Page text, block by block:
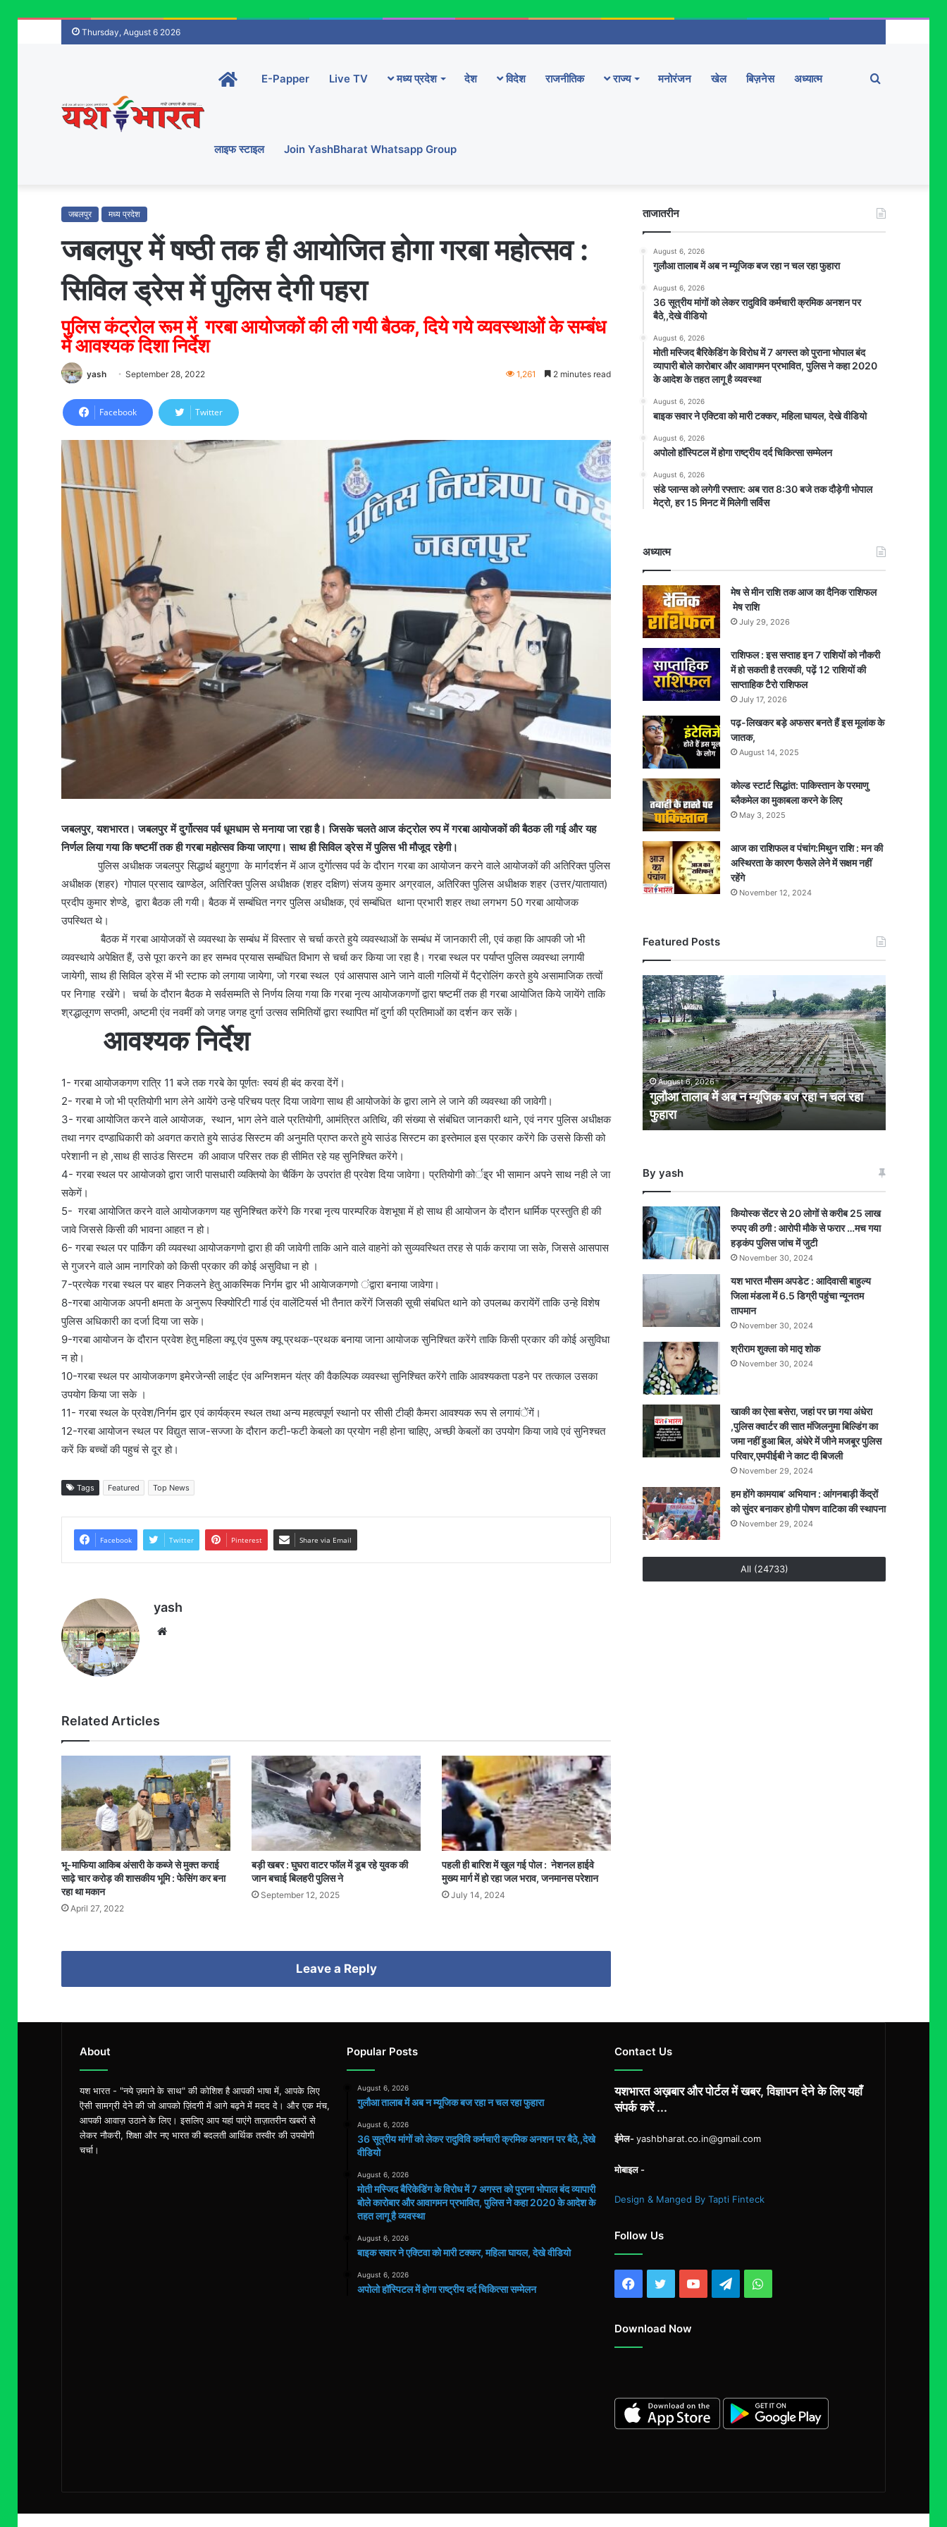
Thursday, August 6 2026
Home-
main
E-Papper Live TV मध्य प्रदेश देश विदेश राजनीतिक राज्य मनोरंजन खेल बिज़नेस अध्यात्म
लाइफ स्टाइल Join YashBharat Whatsapp Group
Search
जबलपुर मध्य प्रदेश
जबलपुर में षष्ठी तक ही आयोजित होगा गरबा महोत्सव :
सिविल ड्रेस में पुलिस देगी पहरा
पुलिस कंट्रोल रूम में गरबा आयोजकों की ली गयी बैठक, दिये गये व्यवस्थाओं के सम्बंध
में आवश्यक दिशा निर्देश
yash September 28, 2022 1,261 2 minutes read
Facebook Twitter
जबलपुर, यशभारत। जबलपुर में दुर्गोत्सव पर्व धूमधाम से मनाया जा रहा है। जिसके चलते आज कंट्रोल रुप में गरबा आयोजकों की बैठक ली गई और यह
निर्णल लिया गया कि षष्टमीं तक ही गरबा महोत्सव किया जाएगा। साथ ही सिविल ड्रेस में पुलिस भी मौजूद रहेगी।
पुलिस अधीक्षक जबलपुर सिद्धार्थ बहुगुणा के मार्गदर्शन में आज दुर्गेात्सव पर्व के दौरान गरबा का आयोजन करने वाले आयोजकों की अतिरिक्त पुलिस
अधीक्षक (शहर) गोपाल प्रसाद खाण्डेल, अतिरिक्त पुलिस अधीक्षक (शहर दक्षिण) संजय कुमार अग्रवाल, अतिरिक्त पुलिस अधीक्षक शहर (उत्तर/यातायात)
प्रदीप कुमार शेण्डे, द्वारा बैठक ली गयी। बैठक में सम्बंधित नगर पुलिस अधीक्षक, एवं सम्बंधित थाना प्रभारी शहर तथा लगभग 50 गरबा आयोजक
उपस्थित थे।
बैठक में गरबा आयोजकों से व्यवस्था के सम्बंध में विस्तार से चर्चा करते हुये व्यवस्थाओं के सम्बंध में जानकारी ली, एवं कहा कि आपकी जो भी
व्यवस्थाये अपेक्षित हैं, उसे पूरा करने का हर सम्भव प्रयास सम्बंधित विभाग से चर्चा कर किया जा रहा है। गरबा स्थल पर पर्याप्त पुलिस व्यवस्था लगायी
जायेगी, साथ ही सिविल ड्रेस में भी स्टाफ को लगाया जायेगा, जो गरबा स्थल एवं आसपास आने जाने वाली गलियों में पैट्रोलिंग करते हुये असामाजिक तत्वों
पर निगाह रखेंगे। चर्चा के दौरान बैठक मे सर्वसम्मति से निर्णय लिया गया कि गरबा नृत्य आयोजकगणों द्वारा षष्टमीं तक ही गरबा आयोजित किये जायेंगे ताकि
श्रद्धालूगण सप्तमी, अष्टमी एंव नवमीं को जगह जगह दुर्गा उत्सव समितियों द्वारा स्थापित मॉ दुर्गा की प्रतिमाओं का दर्शन कर सकें।
आवश्यक निर्देश
1- गरबा आयोजकगण रात्रि 11 बजे तक गरबे केा पूर्णतः स्वयं ही बंद करवा देंगें।
2- गरबा मे जो भी प्रतियोगी भाग लेने आयेंगे उन्हे परिचय पत्र दिया जावेगा साथ ही आयोजकेां के द्वारा लाने ले जाने की व्यवस्था की जावेगी।
3- गरबा आयोजित करने वाले आयोजक, स्थान, भाग लेने वाले प्रतियोगी, आमंत्रित अतिथि, की संख्या से संबंधित जानकारी थाने, एवं नगर पुलिस अधीक्षक
तथा नगर दण्डाधिकारी को अवगत कराते हुये साउंड सिस्टम की अनुमति प्राप्त करते हुये साउंड सिस्टम का इस्तेमाल इस प्रकार करेंगे कि उससे किसी को
परेशानी न हो ,साथ ही साउंड सिस्टम की आवाज परिसर तक ही सीमित रहे यह सुनिश्चित करेंगे।
4- गरबा स्थल पर आयोजको द्वारा जारी पासधारी व्यक्तियो केा चैकिंग के उपरांत ही प्रवेश दिया जावेगा। प्रतियोगी कोर्इ्र भी सामान अपने साथ नही ले जा
सकेगें।
5- गरबा आयोजित करने वाले आयोजकगण यह सुनिश्चित करेंगे कि गरबा नृत्य पारम्परिक वेशभूषा में हो साथ ही आयोजन के दौरान धार्मिक प्रस्तुति ही की
जावे जिससे किसी की भावना आहत न हो।
6- गरबा स्थल पर पार्किंग की व्यवस्था आयोजकगणो द्वारा ही की जावेगी ताकि आने वाले वाहनेां को सुव्यवस्थित तरह से पार्क कराया जा सके, जिससे आसपास
से गुजरने वाले आम नागरिको को किसी प्रकार की कोई असुविधा न हो ।
7-प्रत्येक गरबा स्थल पर बाहर निकलने हेतु आकस्मिक निर्गम द्वार भी आयेाजकगणो ंद्वारा बनाया जावेगा।
8-गरबा आयेाजक अपनी क्षमता के अनुरूप स्क्यिोरिटी गार्ड एंव वालेंटियर्स भी तैनात करेंगें जिसकी सूची संबधित थाने को उपलब्ध करायेंगें ताकि उन्हे विशेष
पुलिस अधिकारी का दर्जा दिया जा सके।
9-गरबा आयोजन के दौरान प्रवेश हेतु महिला क्यू एंव पुरूष क्यू प्रथक-प्रथक बनाया जाना आयोजक सुनिश्चित करेंगे ताकि किसी प्रकार की कोई असुविधा
न हो।
10-गरबा स्थल पर आयोजकगण इमेरजेन्सी लाईट एंव अग्निशमन यंत्र की वैकल्पिक व्यवस्था सुनिश्चित करेंगे ताकि आवश्यकता पडने पर तत्काल उसका
उपयोग किया जा सके ।
11- गरबा स्थल के प्रवेश/निर्गम द्वार एवं कार्यक्रम स्थल तथा अन्य महत्वपूर्ण स्थानो पर सीसी टीव्ही कैमरा आवश्यक रूप से लगायंेंगें।
12-गरबा आयोजन स्थल पर विद्युत साज-सज्जा के दौरान कटी-फटी केबलो का प्रयोग नही होना चाहिए, अच्छी केबलों का उपयोग किया जावे एवं सुनिश्चत
करें कि बच्चों की पहुचं से दूर हो।
Tags Featured Top News
Facebook Twitter Pinterest Share via Email
yash
Website
Related Articles
भू-माफिया आकिब अंसारी के कब्जे से मुक्त कराई
साढ़े चार करोड़ की शासकीय भूमि : फेसिंग कर बना
रहा था मकान
April 27, 2022
बड़ी खबर : घुघरा वाटर फॉल में डूब रहे युवक की
जान बचाई बिलहरी पुलिस ने
September 12, 2025
पहली ही बारिश में खुल गई पोल : नेशनल हाईवे
मुख्य मार्ग में हो रहा जल भराव, जनमानस परेशान
July 14, 2024
Leave a Reply
ताजातरीन
August 6, 2026
गुलौआ तालाब में अब न म्यूजिक बज रहा न चल रहा फुहारा
August 6, 2026
36 सूत्रीय मांगों को लेकर रादुविवि कर्मचारी क्रमिक अनशन पर
बैठे,,देखे वीडियो
August 6, 2026
मोती मस्जिद बैरिकेडिंग के विरोध में 7 अगस्त को पुराना भोपाल बंद
व्यापारी बोले कारोबार और आवागमन प्रभावित, पुलिस ने कहा 2020
के आदेश के तहत लागू है व्यवस्था
August 6, 2026
बाइक सवार ने एक्टिवा को मारी टक्कर, महिला घायल, देखे वीडियो
August 6, 2026
अपोलो हॉस्पिटल में होगा राष्ट्रीय दर्द चिकित्सा सम्मेलन
August 6, 2026
संडे प्लान्स को लगेगी रफ्तार: अब रात 8:30 बजे तक दौड़ेगी भोपाल
मेट्रो, हर 15 मिनट में मिलेगी सर्विस
अध्यात्म
मेष से मीन राशि तक आज का दैनिक राशिफल
मेष राशि
July 29, 2026
राशिफल : इस सप्ताह इन 7 राशियों को नौकरी
में हो सकती है तरक्की, पढ़ें 12 राशियों की
साप्ताहिक टैरो राशिफल
July 17, 2026
पढ़-लिखकर बड़े अफसर बनते हैं इस मूलांक के
जातक,
August 14, 2025
कोल्ड स्टार्ट सिद्धांत: पाकिस्तान के परमाणु
ब्लैकमेल का मुकाबला करने के लिए
May 3, 2025
आज का राशिफल व पंचांग:मिथुन राशि : मन की
अस्थिरता के कारण फैसले लेने में सक्षम नहीं
रहेंगे
November 12, 2024
Featured Posts
गुलौआ
तालाब
में
अब
न
म्यूजिक
बज
रहा
न
चल
रहा
August 6, 2026
गुलौआ तालाब में अब न म्यूजिक बज रहा न चल रहा
फुहारा
By yash
कियोस्क सेंटर से 20 लोगों से करीब 25 लाख
रुपए की ठगी : आरोपी मौके से फरार …मच गया
हड़कंप पुलिस जांच में जुटी
November 30, 2024
यश भारत मौसम अपडेट : आदिवासी बाहुल्य
जिला मंडला में 6.5 डिग्री पहुंचा न्यूनतम
तापमान
November 30, 2024
श्रीराम शुक्ला को मातृ शोक
November 30, 2024
खाकी का ऐसा बसेरा, जहां पर छा गया अंधेरा
,पुलिस क्वार्टर की सात मंजिलनुमा बिल्डिंग का
जमा नहीं हुआ बिल, अंधेरे में जीने मजबूर पुलिस
परिवार,एमपीईबी ने काट दी बिजली
November 29, 2024
हम होंगे कामयाब’ अभियान : आंगनबाड़ी केंद्रों
को सुंदर बनाकर होगी पोषण वाटिका की स्थापना
November 29, 2024
All (24733)
About
यश भारत - "नये ज़माने के साथ" की कोशिश है आपकी भाषा में, आपके लिए
ऎसी सामग्री देने की जो आपको ज़िंदगी में आगे बढ़ने में मदद दे। और एक मंच,
आपकी आवाज़ उठाने के लिए। इसलिए आप यहां पाएंगे ताज़ातरीन खबरों से
लेकर नौकरी, शिक्षा और नए भारत की बदलती आर्थिक तस्वीर की उपयोगी
चर्चा।
Popular Posts
August 6, 2026
गुलौआ तालाब में अब न म्यूजिक बज रहा न चल रहा फुहारा
August 6, 2026
36 सूत्रीय मांगों को लेकर रादुविवि कर्मचारी क्रमिक अनशन पर बैठे,,देखे
वीडियो
August 6, 2026
मोती मस्जिद बैरिकेडिंग के विरोध में 7 अगस्त को पुराना भोपाल बंद व्यापारी
बोले कारोबार और आवागमन प्रभावित, पुलिस ने कहा 2020 के आदेश के
तहत लागू है व्यवस्था
August 6, 2026
बाइक सवार ने एक्टिवा को मारी टक्कर, महिला घायल, देखे वीडियो
August 6, 2026
अपोलो हॉस्पिटल में होगा राष्ट्रीय दर्द चिकित्सा सम्मेलन
Contact Us
यशभारत अख़बार और पोर्टल में खबर, विज्ञापन देने के लिए यहाँ
संपर्क करें ...
ईमेल-yashbharat.co.in@gmail.com
मोबाइल -
Design & Manged By Tapti Finteck
Follow Us
Facebook
TwitterYouTubeTelegramWhatsApp
Download Now